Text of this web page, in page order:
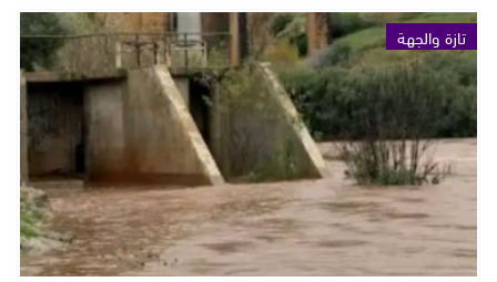
تازة والجهة